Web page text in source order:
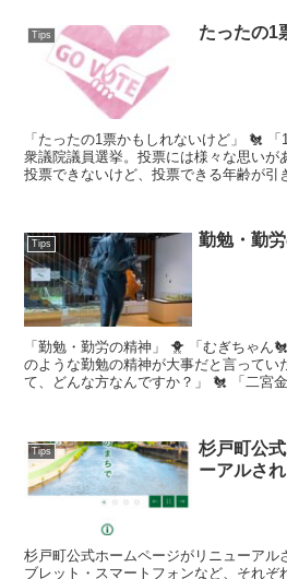
Tips たったの1
「たったの1票かもしれないけど」 🐔 「10月31日に投票日を迎える
衆議院議員選挙。投票には様々な思いが
投票できないけど、投票できる年齢が引
Tips 勤勉・勤
「勤勉・勤労の精神」 🐥 「むぎちゃん🐔、そら先生🐹が二宮金次郎
のような勤勉の精神が大事だと言ってい
て、どんな方なんですか？」 🐔 「二宮金次郎は1787年に神奈川県小
Tips
杉戸町公
ーアルさ
杉戸町公式ホームページがリニューアルされまし
ブレット・スマートフォンなど、それぞ